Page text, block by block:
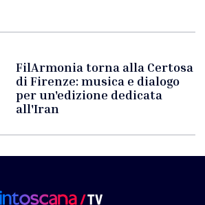
FilArmonia torna alla Certosa
di Firenze: musica e dialogo
per un'edizione dedicata
all'Iran